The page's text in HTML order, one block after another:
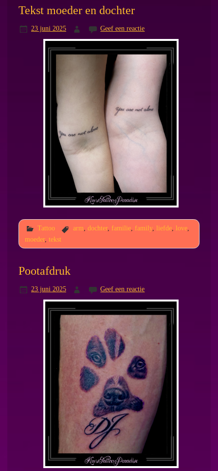
Tekst moeder en dochter
23 juni 2025 Geef een reactie
Tattoo arm, dochter, familie, family, liefde, love,
moeder, tekst
Pootafdruk
23 juni 2025 Geef een reactie